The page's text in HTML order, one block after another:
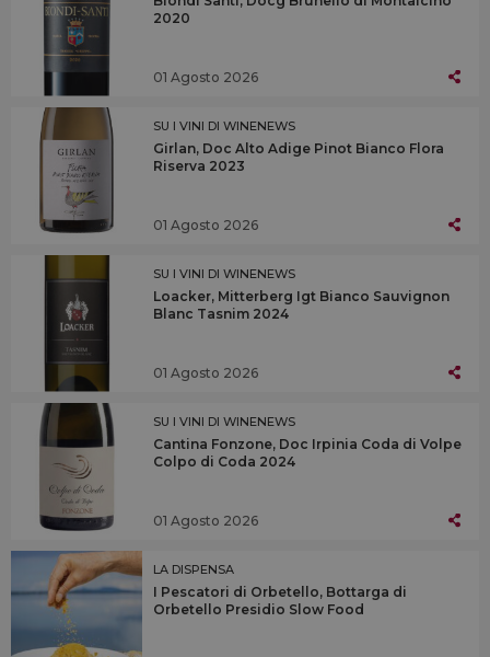
2020
01 Agosto 2026
SU I VINI DI WINENEWS
Girlan, Doc Alto Adige Pinot Bianco Flora
Riserva 2023
01 Agosto 2026
SU I VINI DI WINENEWS
Loacker, Mitterberg Igt Bianco Sauvignon
Blanc Tasnim 2024
01 Agosto 2026
SU I VINI DI WINENEWS
Cantina Fonzone, Doc Irpinia Coda di Volpe
Colpo di Coda 2024
01 Agosto 2026
LA DISPENSA
I Pescatori di Orbetello, Bottarga di
Orbetello Presidio Slow Food